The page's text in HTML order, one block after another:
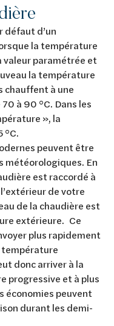
défaut d’un
la température
valeur paramétrée et
la température
chauffent à une
à 90 °C. Dans les
», la
°C.
peuvent être
météorologiques. En
est raccordé à
de votre
de la chaudière est
extérieure. Ce
plus rapidement
température
donc arriver à la
progressive et à plus
économies peuvent
durant les demi-